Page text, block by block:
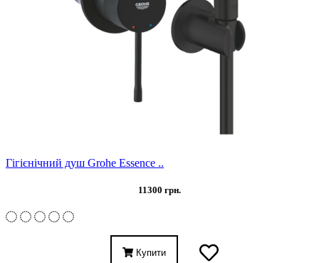
Гігієнічний душ Grohe Essence ..
11300 грн.
Купити